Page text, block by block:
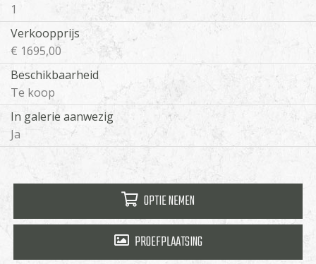
1
Verkoopprijs
€ 1695,00
Beschikbaarheid
Te koop
In galerie aanwezig
Ja
OPTIE NEMEN
PROEFPLAATSING